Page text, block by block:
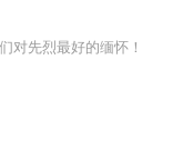
对先烈最好的缅怀！